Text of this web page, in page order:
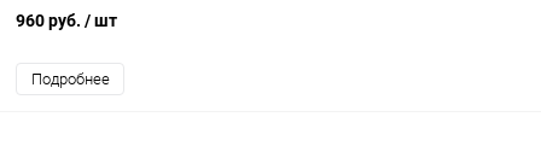
960 руб. / шт
Подробнее